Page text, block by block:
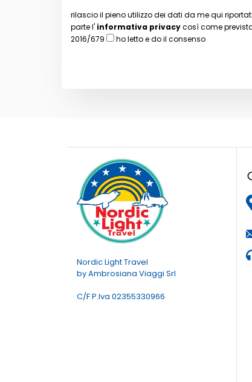
rilascio il pieno utilizzo dei dati da me qui
parte l' informativa privacycosì come
2016/679
ho letto e do il consenso
Nordic Light Travel
by Ambrosiana Viaggi Srl
C/F P.Iva 02355330966